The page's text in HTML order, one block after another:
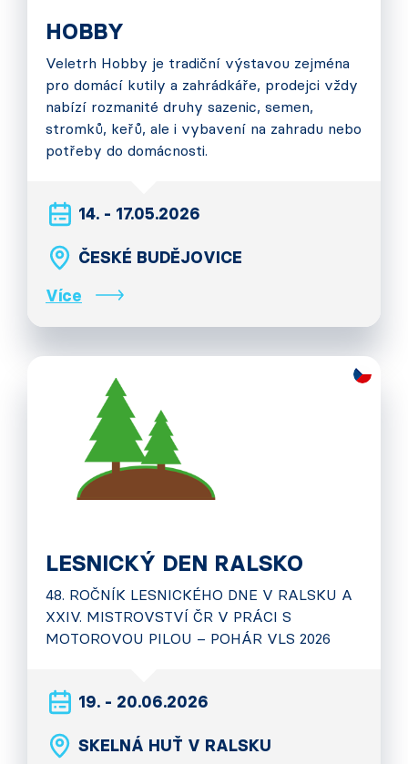
HOBBY
Veletrh Hobby je tradiční výstavou zejména
pro domácí kutily a zahrádkáře, prodejci vždy
nabízí rozmanité druhy sazenic, semen,
stromků, keřů, ale i vybavení na zahradu nebo
potřeby do domácnosti.
14. - 17.05.2026
ČESKÉ BUDĚJOVICE
Více
LESNICKÝ DEN RALSKO
48. ROČNÍK LESNICKÉHO DNE V RALSKU A
XXIV. MISTROVSTVÍ ČR V PRÁCI S
MOTOROVOU PILOU – POHÁR VLS 2026
19. - 20.06.2026
SKELNÁ HUŤ V RALSKU